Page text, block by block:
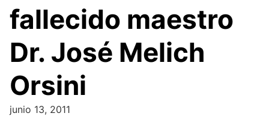
fallecido maestro
Dr. José Melich
Orsini
junio 13, 2011